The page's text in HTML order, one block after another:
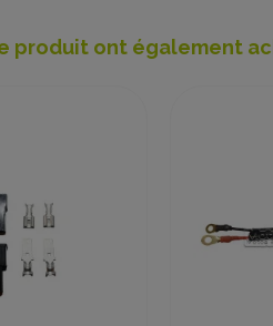
produit ont également